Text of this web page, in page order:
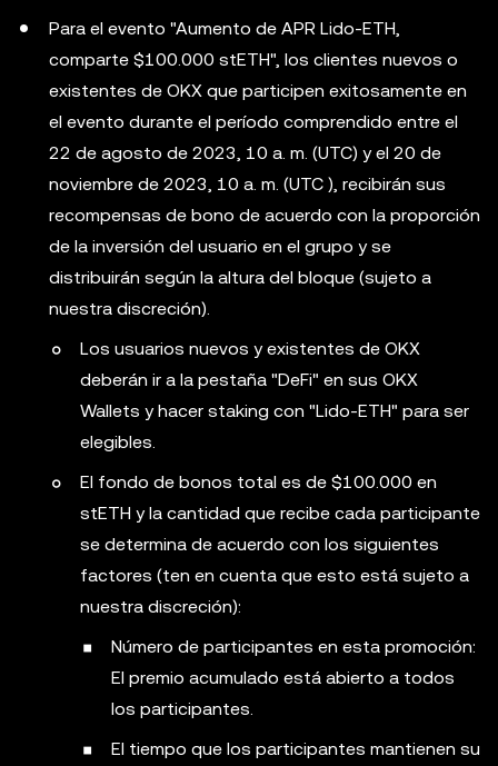
Para el evento "Aumento de APR Lido-ETH,
comparte $100.000 stETH", los clientes nuevos o
existentes de OKX que participen exitosamente en
el evento durante el período comprendido entre el
22 de agosto de 2023, 10 a. m. (UTC) y el 20 de
noviembre de 2023, 10 a. m. (UTC ), recibirán sus
recompensas de bono de acuerdo con la proporción
de la inversión del usuario en el grupo y se
distribuirán según la altura del bloque (sujeto a
nuestra discreción).
Los usuarios nuevos y existentes de OKX
deberán ir a la pestaña "DeFi" en sus OKX
Wallets y hacer staking con "Lido-ETH" para ser
elegibles.
El fondo de bonos total es de $100.000 en
stETH y la cantidad que recibe cada participante
se determina de acuerdo con los siguientes
factores (ten en cuenta que esto está sujeto a
nuestra discreción):
Número de participantes en esta promoción:
El premio acumulado está abierto a todos
los participantes.
El tiempo que los participantes mantienen su